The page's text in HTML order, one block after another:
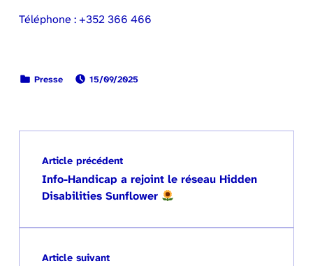
Téléphone : +352 366 466
CATÉGORISÉ DANS :Presse 15/09/2025
Navigation de l’article
Article précédent
Info-Handicap a rejoint le réseau Hidden
Disabilities Sunflower
Article suivant